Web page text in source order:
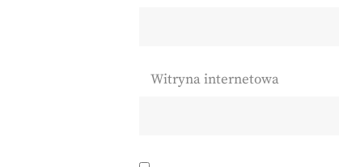
Witryna internetowa